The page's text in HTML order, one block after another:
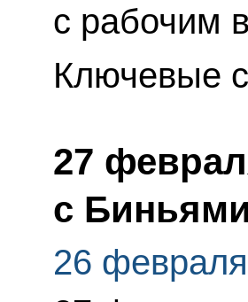
с рабочим
Ключевые
27
с
26